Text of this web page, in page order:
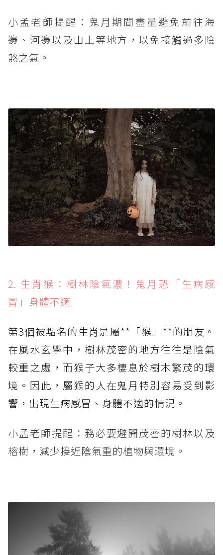
小孟老師提醒：鬼月期間盡量避免前往海
邊、河邊以及山上等地方，以免接觸過多陰
煞之氣。
2. 生肖猴：樹林陰氣濃！鬼月恐「生病感
冒」身體不適
第3個被點名的生肖是屬**「猴」**的朋友。
在風水玄學中，樹林茂密的地方往往是陰氣
較重之處，而猴子大多棲息於樹木繁茂的環
境。因此，屬猴的人在鬼月特別容易受到影
響，出現生病感冒、身體不適的情況。
小孟老師提醒：務必要避開茂密的樹林以及
榕樹，減少接近陰氣重的植物與環境。